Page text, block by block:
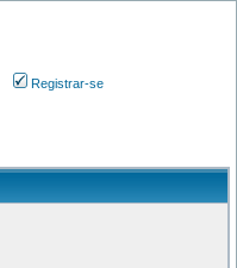
Registrar-se